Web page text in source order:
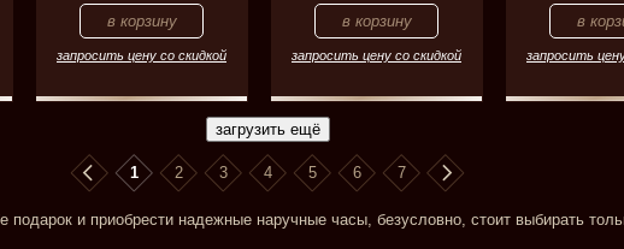
запросить цену со скидкой запросить цену со скидкой запросить
1 2 3 4 5 6 7
подарок и приобрести надежные наручные часы, безусловно, стоит выбирать